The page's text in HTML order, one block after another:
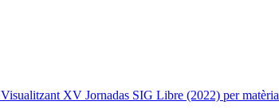
Visualitzant XV Jornadas SIG Libre (2022) per matèria